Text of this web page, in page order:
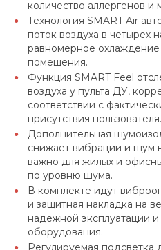
количество аллергенов и
Технология SMART Air
поток воздуха в четырех
равномерное охлаждение
помещения.
Функция SMART Feel
воздуха у пульта ДУ,
соответствии с
присутствия пользователя.
Дополнительная
снижает вибрации и шум
важно для жилых и
по уровню шума.
В комплекте идут
и защитная накладка на
надежной эксплуатации
оборудования.